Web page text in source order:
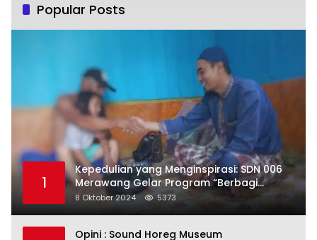
Popular Posts
1
Kepedulian yang Menginspirasi: SDN 006
Merawang Gelar Program “Berbagi
Segenggam Beras”
8 Oktober 2024 5373
Opini : Sound Horeg Museum